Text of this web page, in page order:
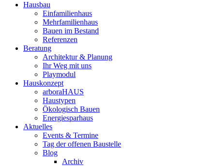
Hausbau
Einfamilienhaus
Mehrfamilienhaus
Bauen im Bestand
Referenzen
Beratung
Architektur & Planung
Ihr Weg mit uns
Playmodul
Hauskonzept
arboraHAUS
Haustypen
Ökologisch Bauen
Energiesparhaus
Aktuelles
Events & Termine
Tag der offenen Baustelle
Blog
Archiv